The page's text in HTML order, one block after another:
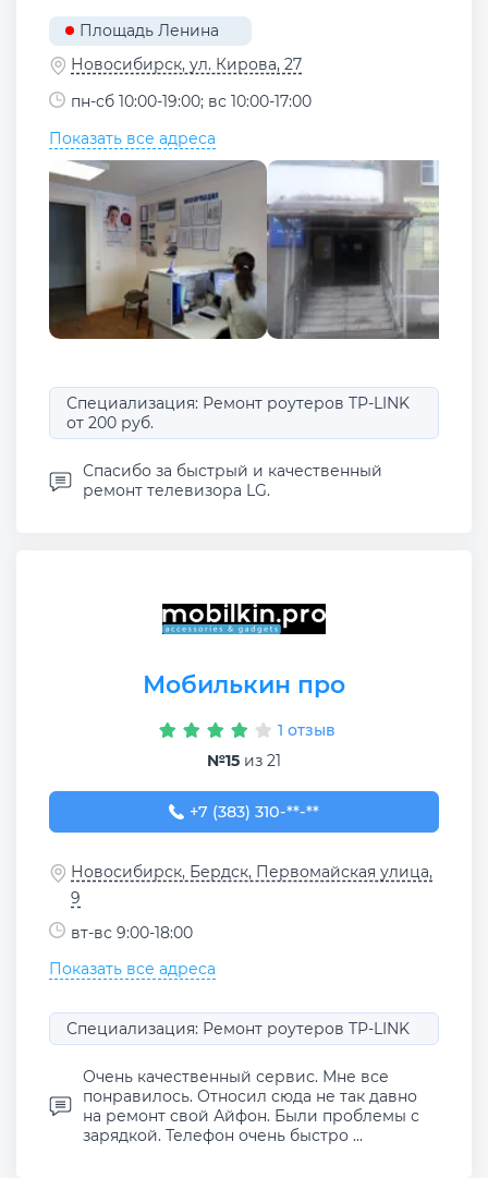
Площадь Ленина
Новосибирск, ул. Кирова, 27
пн-сб 10:00-19:00; вс 10:00-17:00
Показать все адреса
Специализация: Ремонт роутеров TP-LINK
от 200 руб.
Спасибо за быстрый и качественный
ремонт телевизора LG.
Мобилькин про
1 отзыв
№15 из 21
+7 (383) 310-40-60
+7 (383) 310-**-**
Новосибирск, Бердск, Первомайская улица,
9
вт-вс 9:00-18:00
Показать все адреса
Специализация: Ремонт роутеров TP-LINK
Очень качественный сервис. Мне все
понравилось. Относил сюда не так давно
на ремонт свой Айфон. Были проблемы с
зарядкой. Телефон очень быстро ...